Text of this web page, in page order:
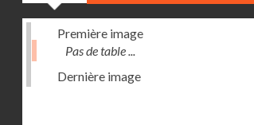
Première image
Pas de table ...
Dernière image